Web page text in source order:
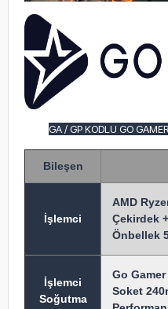
GA / GP KODLU GO
Bileşen
İşlemci
AMD
Çekirdek
Önbellek
İşlemci
Soğutma
Go
Soket